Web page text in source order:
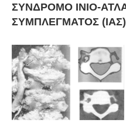
ΣΥΝΔΡΟΜΟ ΙΝΙΟ-
ΣΥΜΠΛΕΓΜΑΤΟΣ (ΙΑΣ)